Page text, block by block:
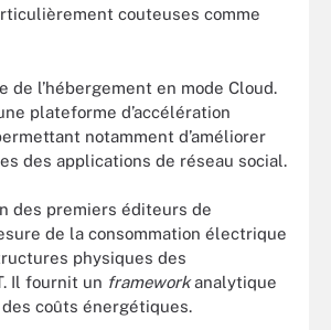
couteuses comme
de l’hébergement en mode Cloud.
plateforme d’accélération
notamment d’améliorer
des applications de réseau social.
des premiers éditeurs de
de la consommation électrique
physiques des
Il fournit un frameworkanalytique
coûts énergétiques.